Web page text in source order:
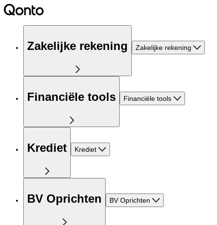
Zakelijke rekening Zakelijke rekening
Financiële tools Financiële tools
Krediet Krediet
BV Oprichten BV Oprichten